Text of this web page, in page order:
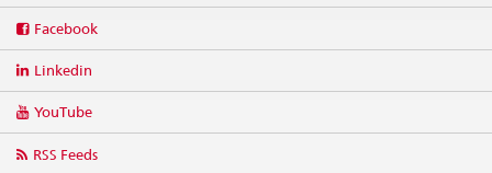
Facebook
Linkedin
YouTube
RSS Feeds